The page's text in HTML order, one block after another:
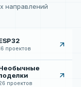
направлений
проектов arrow_outward
проектов
arrow_outward